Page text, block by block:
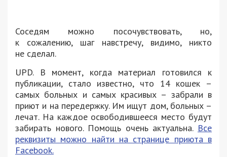
Соседям можно посочувствовать, но,
к сожалению, шаг навстречу, видимо, никто
не сделал.
UPD. В момент, когда материал готовился к
публикации, стало известно, что 14 кошек –
самых больных и самых красивых – забрали в
приют и на передержку. Им ищут дом, больных –
лечат. На каждое освободившееся место будут
забирать нового. Помощь очень актуальна. Все
реквизиты можно найти на странице приюта в
Facebook.